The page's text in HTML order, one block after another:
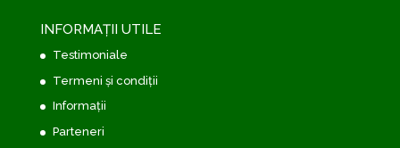
INFORMAȚII UTILE
Testimoniale
Termeni și condiții
Informații
Parteneri